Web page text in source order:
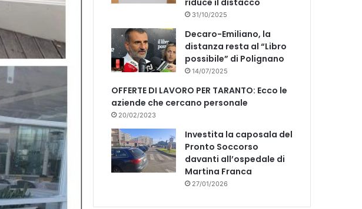
31/10/2025
Decaro-Emiliano, la
distanza resta al “Libro
possibile” di Polignano
14/07/2025
OFFERTE DI LAVORO PER TARANTO: Ecco le
aziende che cercano personale
20/02/2023
Investita la caposala del
Pronto Soccorso
davanti all’ospedale di
Martina Franca
27/01/2026